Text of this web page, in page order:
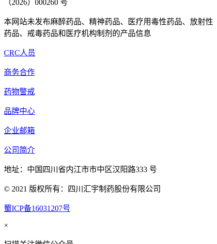
（2026）000260 号
本网站未发布麻醉药品、精神药品、医疗用毒性药品、放射性
药品、戒毒药品和医疗机构制剂的产品信息
CRC人员
商务合作
药物警戒
品牌中心
企业邮箱
公司简介
地址：中国四川省内江市市中区汉阳路333 号
© 2021 版权所有：四川汇宇制药股份有限公司
蜀ICP备16031207号
×